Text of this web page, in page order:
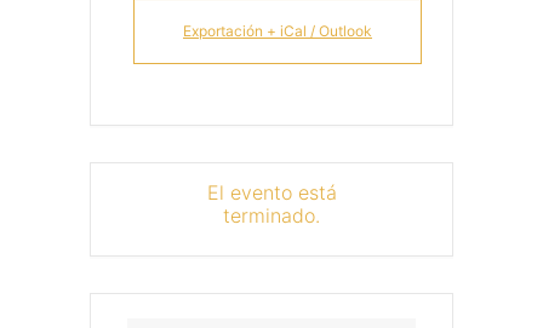
Exportación + iCal / Outlook
El evento está
terminado.